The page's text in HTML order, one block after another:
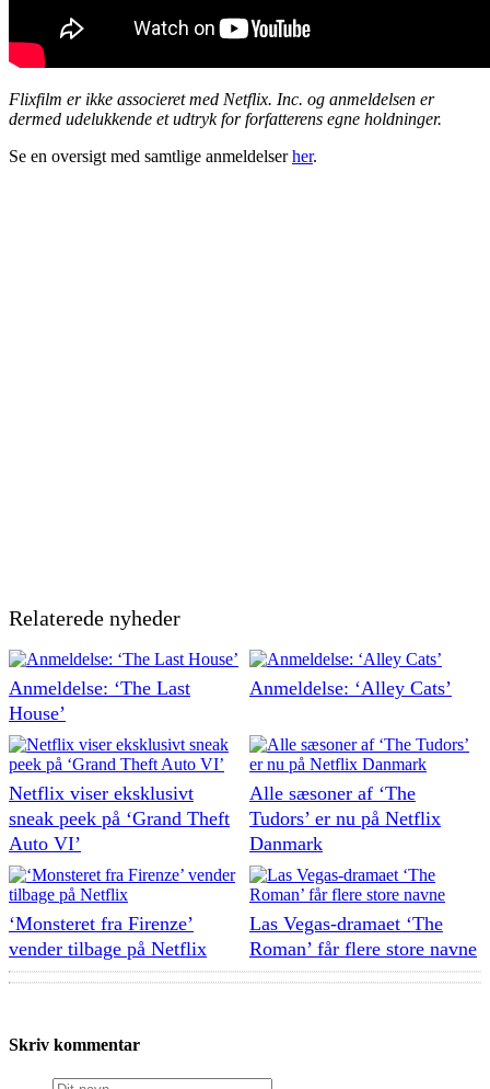
Flixfilm er ikke associeret med Netflix. Inc. og anmeldelsen er
dermed udelukkende et udtryk for forfatterens egne holdninger.
Se en oversigt med samtlige anmeldelserher.
Relaterede nyheder
Anmeldelse: ‘The Last
House’
Anmeldelse: ‘Alley Cats’
Netflix viser eksklusivt
sneak peek på ‘Grand Theft
Auto VI’
Alle sæsoner af ‘The
Tudors’ er nu på Netflix
Danmark
‘Monsteret fra Firenze’
vender tilbage på Netflix
Las Vegas-dramaet ‘The
Roman’ får flere store navne
Skriv kommentar